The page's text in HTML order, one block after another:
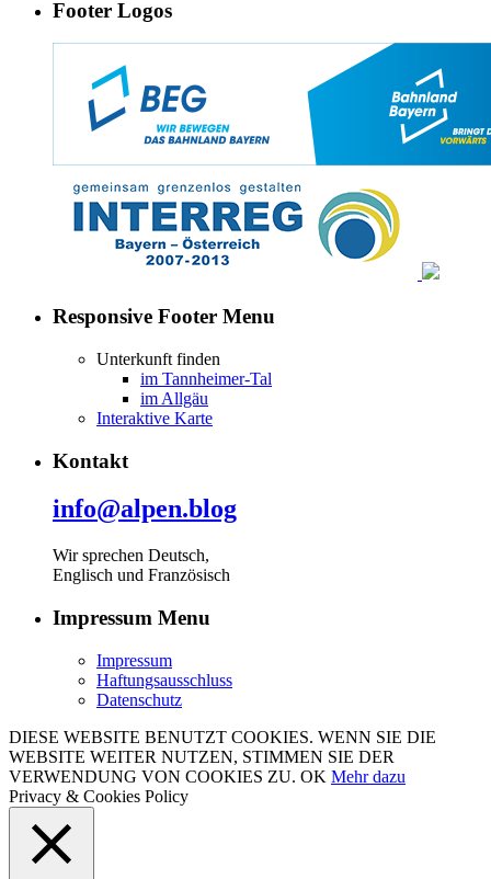
Footer Logos
Responsive Footer Menu
Unterkunft finden
im Tannheimer-Tal
im Allgäu
Interaktive Karte
Kontakt
info@alpen.blog
Wir sprechen Deutsch,
Englisch und Französisch
Impressum Menu
Impressum
Haftungsausschluss
Datenschutz
DIESE WEBSITE BENUTZT COOKIES. WENN SIE DIE
WEBSITE WEITER NUTZEN, STIMMEN SIE DER
VERWENDUNG VON COOKIES ZU. OK Mehr dazu
Privacy & Cookies Policy